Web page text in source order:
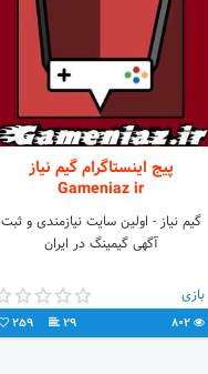
پیج اینستاگرام گیم نیاز
Gameniaz ir
گیم نیاز - اولین سایت نیازمندی و ثبت
آگهی گیمینگ در ایران
بازی
802
29
259